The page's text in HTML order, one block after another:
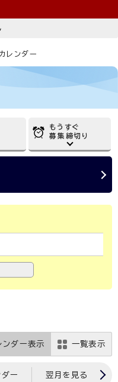
レンダー
もうすぐ
募集締切り
ンダー表示 一覧表示
ー 翌月を見る